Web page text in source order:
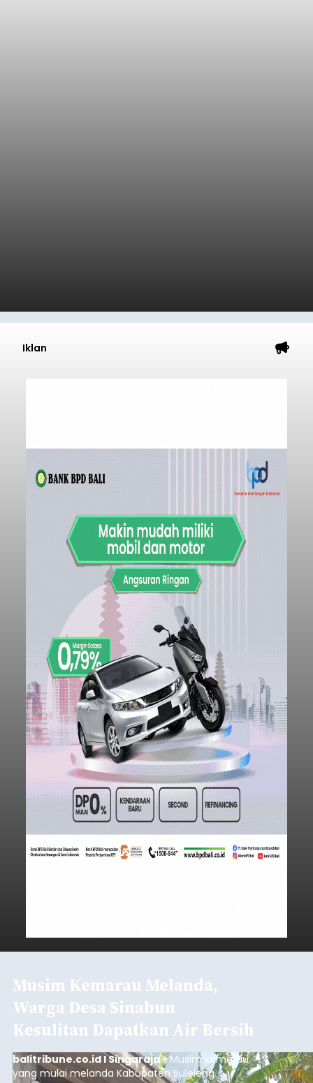
Iklan
Musim Kemarau Melanda,
Warga Desa Sinabun
Kesulitan Dapatkan Air Bersih
balitribune.co.id I Singaraja -Musim kemarau
yang mulai melanda Kabupaten Buleleng